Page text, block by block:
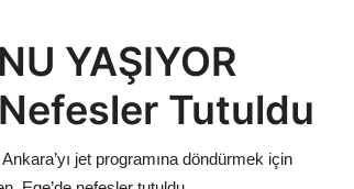
YAŞIYOR
Tutuldu
jet programına döndürmek için